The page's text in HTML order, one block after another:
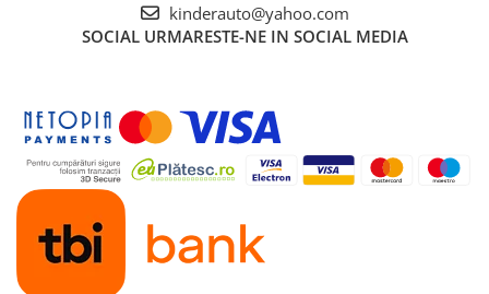
kinderauto@yahoo.com
SOCIAL URMARESTE-NE IN SOCIAL MEDIA